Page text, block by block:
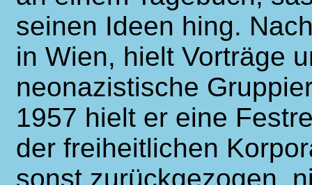
seinen Ideen hing.
in Wien, hielt Vorträge
neonazistische
1957 hielt er eine
der freiheitlichen
sonst zurückgezogen,